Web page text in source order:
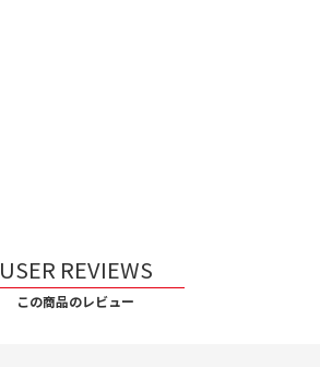
USER REVIEWS
この商品のレビュー